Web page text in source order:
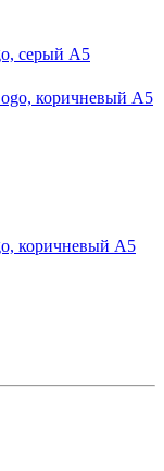
серый А5
коричневый А5